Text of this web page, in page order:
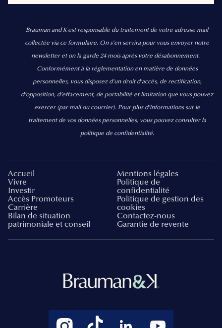
Brauman and K est responsable du traitement de votre adresse mail
collectée via ce formulaire. On s’en servira pour vous envoyer notre
newsletter et on la garde 24 mois après votre désabonnement.
Conformément à la réglementation en matière de données
personnelles, vous disposez d'un droit d'accès, de rectification,
d’opposition, d’effacement, de portabilité et limitation que vous pouvez
exercer (par mail ou courrier). Pour plus d’informations sur le
traitement de vos données personnelles, vous pouvez consulter la
politique de confidentialité.
Accueil
Vivre
Investir
Accès Promoteurs
Carrière
Bilan de situation
patrimoniale et conseil
Mentions légales
Politique de
confidentialité
Politique de gestion des
cookies
Contactez-nous
Garantie de revente